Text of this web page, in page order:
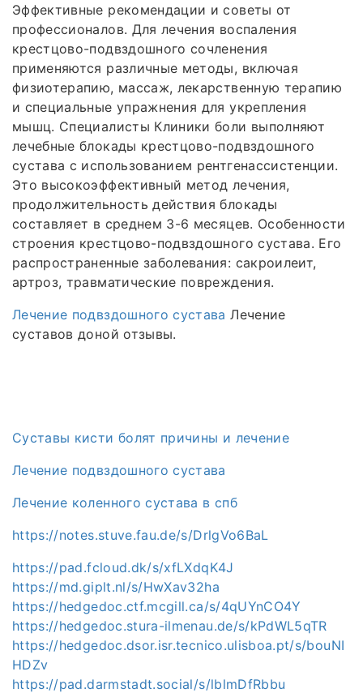
Эффективные рекомендации и советы от
профессионалов. Для лечения воспаления
крестцово-подвздошного сочленения
применяются различные методы, включая
физиотерапию, массаж, лекарственную терапию
и специальные упражнения для укрепления
мышц. Специалисты Клиники боли выполняют
лечебные блокады крестцово-подвздошного
сустава с использованием рентгенассистенции.
Это высокоэффективный метод лечения,
продолжительность действия блокады
составляет в среднем 3-6 месяцев. Особенности
строения крестцово-подвздошного сустава. Его
распространенные заболевания: сакроилеит,
артроз, травматические повреждения.
Лечение подвздошного сустава Лечение
суставов доной отзывы.
Суставы кисти болят причины и лечение
Лечение подвздошного сустава
Лечение коленного сустава в спб
https://notes.stuve.fau.de/s/DrlgVo6BaL
https://pad.fcloud.dk/s/xfLXdqK4J
https://md.giplt.nl/s/HwXav32ha
https://hedgedoc.ctf.mcgill.ca/s/4qUYnCO4Y
https://hedgedoc.stura-ilmenau.de/s/kPdWL5qTR
https://hedgedoc.dsor.isr.tecnico.ulisboa.pt/s/bouNI
HDZv
https://pad.darmstadt.social/s/lblmDfRbbu